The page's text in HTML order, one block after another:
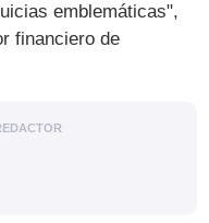
emblemáticas",
financiero de